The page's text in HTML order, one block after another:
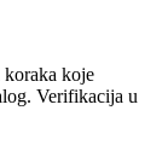
koje
Verifikacija u